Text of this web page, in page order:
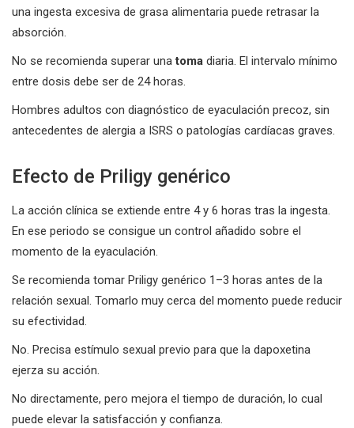
una ingesta excesiva de grasa alimentaria puede retrasar la
absorción.
No se recomienda superar unatoma diaria. El intervalo mínimo
entre dosis debe ser de 24 horas.
Hombres adultos con diagnóstico de eyaculación precoz, sin
antecedentes de alergia a ISRS o patologías cardíacas graves.
Efecto de Priligy genérico
La acción clínica se extiende entre 4 y 6 horas tras la ingesta.
En ese periodo se consigue un control añadido sobre el
momento de la eyaculación.
Se recomienda tomar Priligy genérico 1–3 horas antes de la
relación sexual. Tomarlo muy cerca del momento puede reducir
su efectividad.
No. Precisa estímulo sexual previo para que la dapoxetina
ejerza su acción.
No directamente, pero mejora el tiempo de duración, lo cual
puede elevar la satisfacción y confianza.